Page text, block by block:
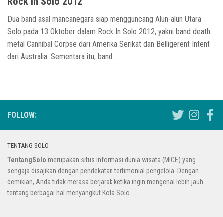
Dua band asal mancanegara siap mengguncang Alun-alun Utara
Solo pada 13 Oktober dalam Rock In Solo 2012, yakni band death
metal Cannibal Corpse dari Amerika Serikat dan Belligerent Intent
dari Australia. Sementara itu, band...
FOLLOW:
TENTANG SOLO
TentangSolo merupakan situs informasi dunia wisata (MICE) yang
sengaja disajikan dengan pendekatan tertimonial pengelola. Dengan
demikian, Anda tidak merasa berjarak ketika ingin mengenal lebih jauh
tentang berbagai hal menyangkut Kota Solo.